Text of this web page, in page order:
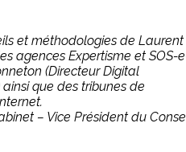
et méthodologies de Laurent
agences Expertisme et SOS-
(Directeur Digital
que des tribunes de
– Vice Président du